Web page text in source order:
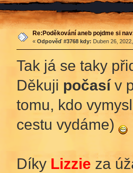
Re:Poděkování aneb pojdme si
« Odpověď #3768 kdy: Duben 26,
Tak já se taky
Děkuji počasív
tomu, kdo
cestu vydáme)
Díky Lizzie za